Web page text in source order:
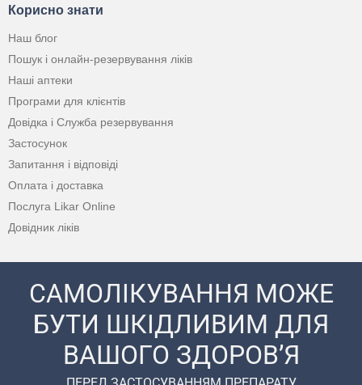
Корисно знати
Наш блог
Пошук і онлайн-резервування ліків
Наші аптеки
Програми для клієнтів
Довідка і Служба резервування
Застосунок
Запитання і відповіді
Оплата і доставка
Послуга Likar Online
Довідник ліків
САМОЛІКУВАННЯ МОЖЕ
БУТИ ШКІДЛИВИМ ДЛЯ
ВАШОГО ЗДОРОВ’Я